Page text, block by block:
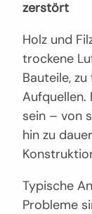
zerstört
Holz und
trockene
Bauteile,
Aufquellen.
sein – von
hin zu
Typische
Probleme